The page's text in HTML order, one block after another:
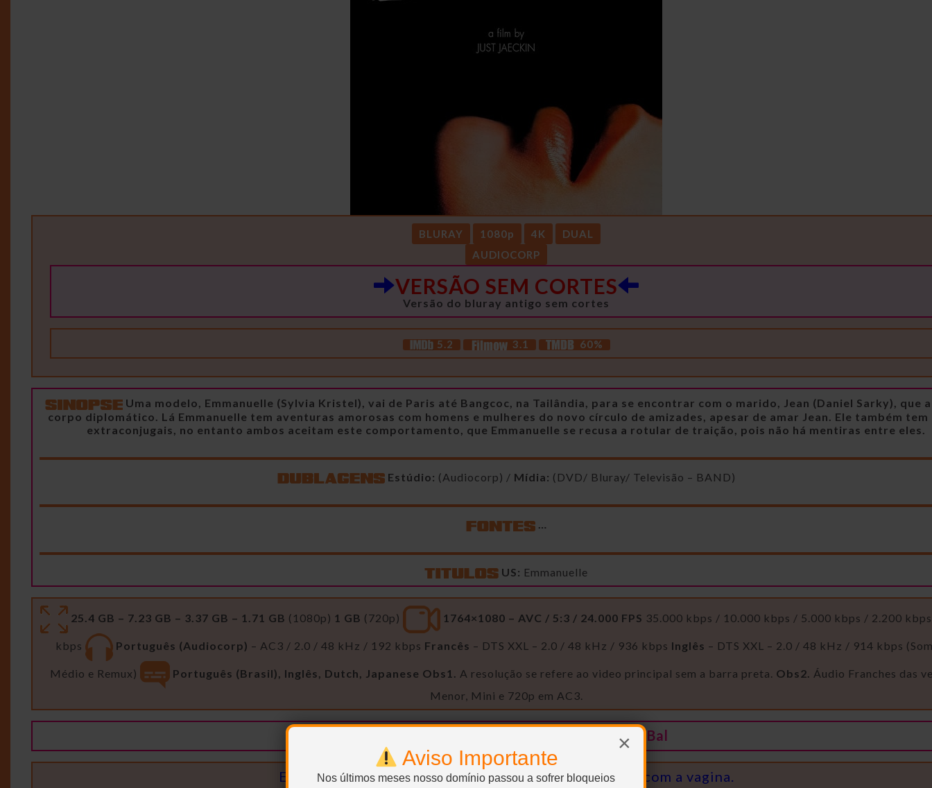
×
Aviso Importante
Nos últimos meses nosso domínio passou a sofrer bloqueios
BLURAY 1080p 4K
DUAL
AUDIOCORP
VERSÃO SEM CORTES
Versão do bluray antigo sem cortes
5.2 3.1 60%
Uma modelo, Emmanuelle (Sylvia Kristel), vai de Paris até Bangcoc, na Tailândia, para se encontrar com o marido, Jean (Daniel Sarky), que
corpo diplomático. Lá Emmanuelle tem aventuras amorosas com homens e mulheres do novo círculo de amizades, apesar de amar Jean. Ele também tem
extraconjugais, no entanto ambos aceitam este comportamento, que Emmanuelle se recusa a rotular de traição, pois não há mentiras entre eles.
Estúdio: (Audiocorp) / Mídia: (DVD/ Bluray/ Televisão – BAND)
…
US: Emmanuelle
25.4 GB – 7.23 GB – 3.37 GB – 1.71 GB (1080p) 1 GB (720p) 1764×1080 – AVC / 5:3 / 24.000 FPS 35.000 kbps / 10.000 kbps / 5.000 kbps / 2.200
kbps Português (Audiocorp) – AC3 / 2.0 / 48 kHz / 192 kbps Francês – DTS XXL – 2.0 / 48 kHz / 936 kbps Inglês – DTS XXL – 2.0 / 48 kHz / 914 kbps
Médio e Remux) Português (Brasil), Inglês, Dutch, Japanese Obs1. A resolução se refere ao video principal sem a barra preta. Obs2. Áudio Franches das
Menor, Mini e 720p em AC3.
CaNNIBal
Está versão possui a famosa cena da mulher fumando com a vagina.